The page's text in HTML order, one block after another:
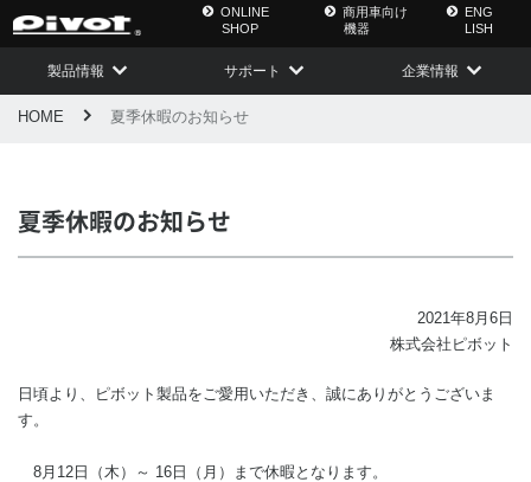
ONLINE
SHOP
商用車向け
機器
ENG
LISH
製品情報 サポート 企業情報
HOME 夏季休暇のお知らせ
夏季休暇のお知らせ
2021年8月6日
株式会社ピボット
日頃より、ピボット製品をご愛用いただき、誠にありがとうございま
す。
8月12日（木）～ 16日（月）まで休暇となります。